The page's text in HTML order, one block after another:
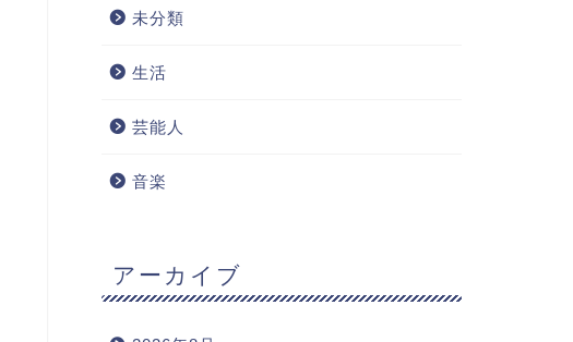
未分類
生活
芸能人
音楽
アーカイブ